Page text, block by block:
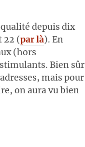
depuis dix
22 (par là). En
(hors
Bien sûr
mais pour
on aura vu bien